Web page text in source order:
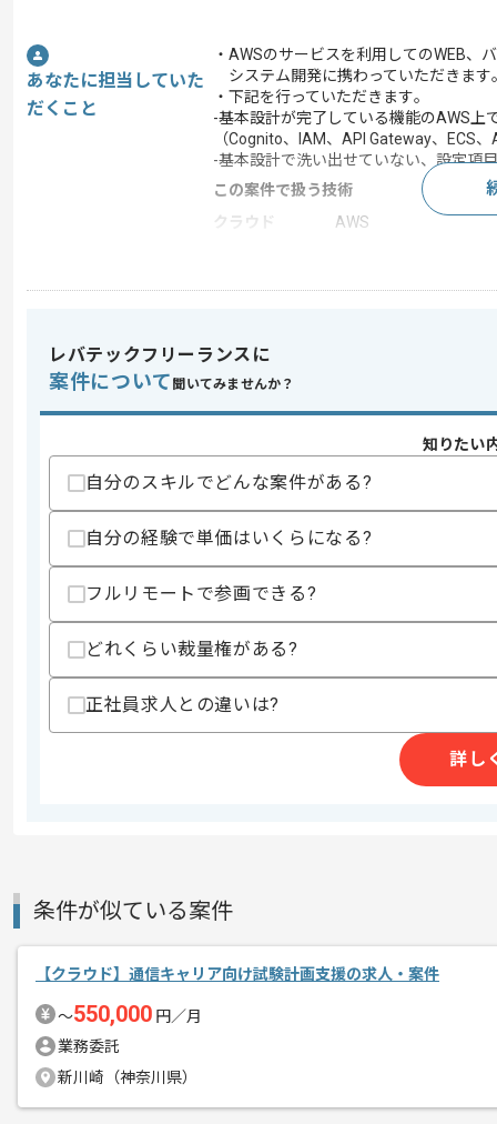
あなたに担当していた
だくこと
・AWSのサービスを利用してのWEB、
システム開発に携わっていただきます
・下記を行っていただきます｡
-基本設計が完了している機能のAWS上
（Cognito、IAM、API Gateway、ECS
-基本設計で洗い出せていない、設定項
この案件で扱う技術
クラウド
AWS
・AWSサービスを利用したWebサイト
精算・お支払い
支払いサイト
その他募集要項
2019/05/01
AWSサービスを利用したWebサイトの
レバテックフリーランスに
案件について 聞いてみませんか？
知りたい
自分のスキルでどんな案件がある?
自分の経験で単価はいくらになる?
フルリモートで参画できる?
どれくらい裁量権がある?
正社員求人との違いは?
詳し
条件が似ている案件
【クラウド】通信キャリア向け試験計画支援の求人・案件
〜550,000 円／月
業務委託
新川崎（神奈川県）